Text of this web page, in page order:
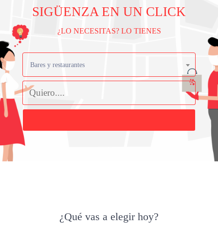
SIGÜENZA EN UN CLICK
¿LO NECESITAS? LO TIENES
Bares y restaurantes
¿Qué vas a elegir hoy?